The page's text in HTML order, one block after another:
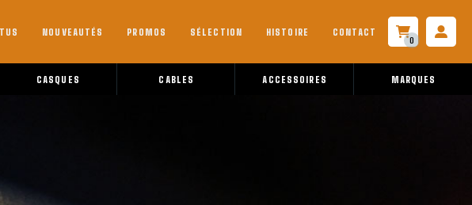
NOUVEAUTÉS PROMOS SÉLECTION HISTOIRE CONTACT
0
CASQUES CABLES ACCESSOIRES MARQUES